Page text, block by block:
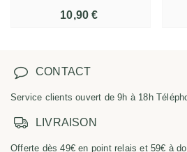
10,90 €
CONTACT
Service clients ouvert de 9h à 18h
LIVRAISON
Offerte dès 49€ en point relais et 59€ à